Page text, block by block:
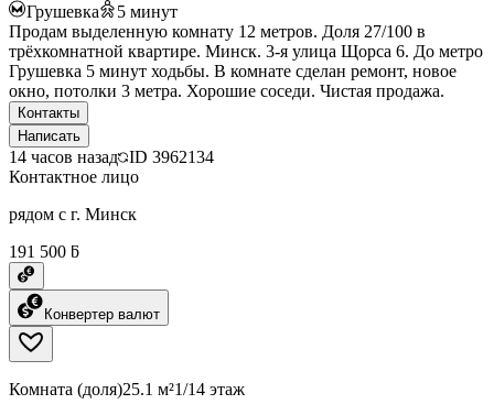
Грушевка 5 минут
Продам выделенную комнату 12 метров. Доля 27/100 в
трёхкомнатной квартире. Минск. 3-я улица Щорса 6. До метро
Грушевка 5 минут ходьбы. В комнате сделан ремонт, новое
окно, потолки 3 метра. Хорошие соседи. Чистая продажа.
Контакты
Написать
14 часов назад ID 3962134
Контактное лицо
рядом с г. Минск
191 500 ƃ
Конвертер валют
Комната (доля)25.1 м²1/14 этаж